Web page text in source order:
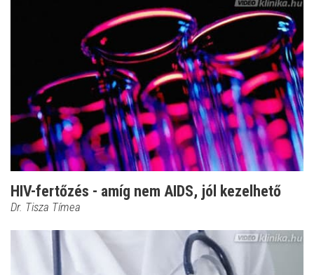
HIV-fertőzés - amíg nem AIDS, jól kezelhető
Dr. Tisza Tímea